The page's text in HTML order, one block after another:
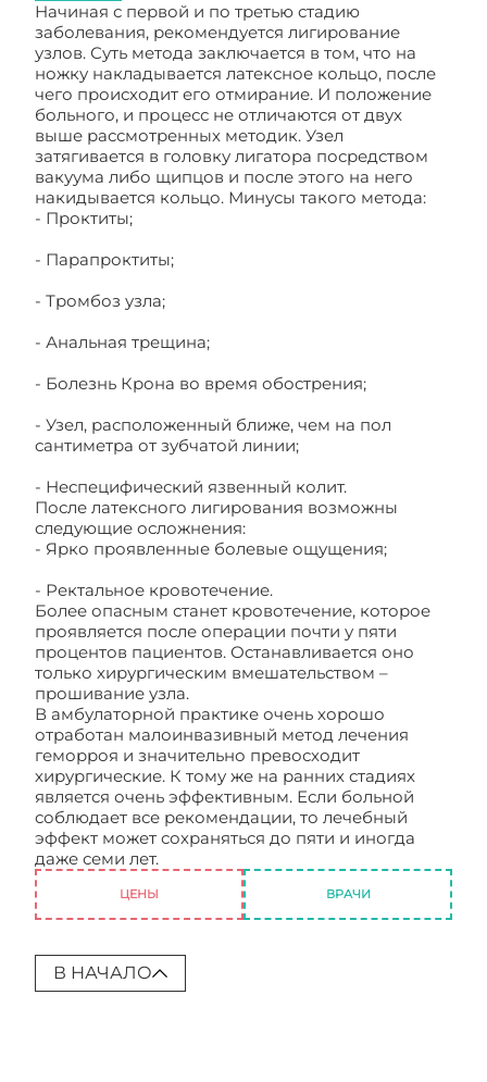
Начиная с первой и по третью стадию
заболевания, рекомендуется лигирование
узлов. Суть метода заключается в том, что на
ножку накладывается латексное кольцо, после
чего происходит его отмирание. И положение
больного, и процесс не отличаются от двух
выше рассмотренных методик. Узел
затягивается в головку лигатора посредством
вакуума либо щипцов и после этого на него
накидывается кольцо. Минусы такого метода:
- Проктиты;
- Парапроктиты;
- Тромбоз узла;
- Анальная трещина;
- Болезнь Крона во время обострения;
- Узел, расположенный ближе, чем на пол
сантиметра от зубчатой линии;
- Неспецифический язвенный колит.
После латексного лигирования возможны
следующие осложнения:
- Ярко проявленные болевые ощущения;
- Ректальное кровотечение.
Более опасным станет кровотечение, которое
проявляется после операции почти у пяти
процентов пациентов. Останавливается оно
только хирургическим вмешательством –
прошивание узла.
В амбулаторной практике очень хорошо
отработан малоинвазивный метод лечения
геморроя и значительно превосходит
хирургические. К тому же на ранних стадиях
является очень эффективным. Если больной
соблюдает все рекомендации, то лечебный
эффект может сохраняться до пяти и иногда
даже семи лет.
ЦЕНЫ ВРАЧИ
В НАЧАЛО